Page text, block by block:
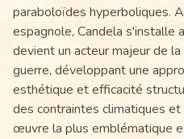
paraboloïdes hyperboliques.
espagnole, Candela s'installe
devient un acteur majeur de
guerre, développant une
esthétique et efficacité
des contraintes climatiques
œuvre la plus emblématique